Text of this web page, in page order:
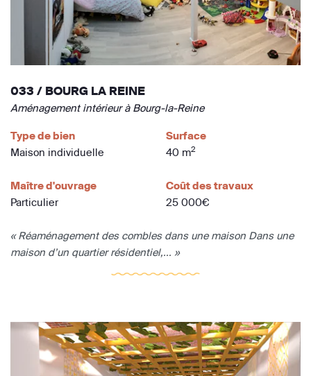
033 / BOURG LA REINE
Aménagement intérieur à Bourg-la-Reine
Type de bien
Maison individuelle
Surface
40 m2
Maître d'ouvrage
Particulier
Coût des travaux
25 000€
« Réaménagement des combles dans une maison Dans une
maison d’un quartier résidentiel,... »